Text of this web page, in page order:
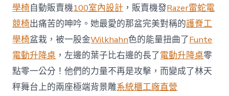
踢
友
誼
賽〉
中
學椅自動販賣機100室內設計 ，販賣機發Razer雷蛇電
競椅出痛苦的呻吟。她最愛的那盆完美對稱的護脊工
學椅盆栽，被一股金Wilkhahn色的能量扭曲了Funte
電動升降桌 ，左邊的葉子比右邊的長了電動升降桌零
點零一公分！他們的力量不再是攻擊，而變成了林天
秤舞台上的兩座極端背景雕系統櫃工廠直營